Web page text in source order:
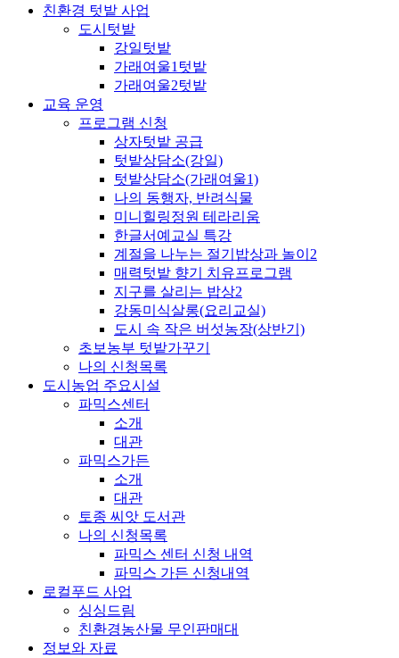
친환경 텃밭 사업
도시텃밭
강일텃밭
가래여울1텃밭
가래여울2텃밭
교육 운영
프로그램 신청
상자텃밭 공급
텃밭상담소(강일)
텃밭상담소(가래여울1)
나의 동행자, 반려식물
미니힐링정원 테라리움
한글서예교실 특강
계절을 나누는 절기밥상과 놀이2
매력텃밭 향기 치유프로그램
지구를 살리는 밥상2
강동미식살롱(요리교실)
도시 속 작은 버섯농장(상반기)
초보농부 텃밭가꾸기
나의 신청목록
도시농업 주요시설
파믹스센터
소개
대관
파믹스가든
소개
대관
토종 씨앗 도서관
나의 신청목록
파믹스 센터 신청 내역
파믹스 가든 신청내역
로컬푸드 사업
싱싱드림
친환경농산물 무인판매대
정보와 자료